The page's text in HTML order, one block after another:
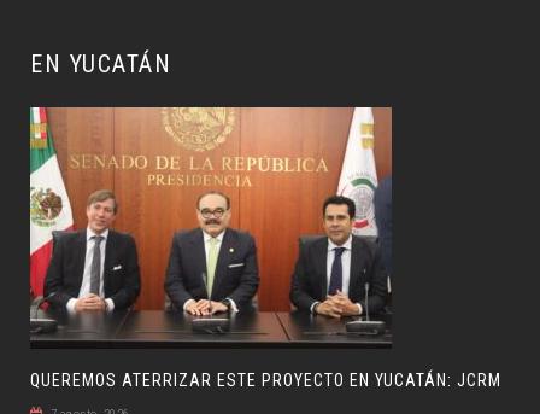
EN YUCATÁN
QUEREMOS ATERRIZAR ESTE PROYECTO EN YUCATÁN: JCRM